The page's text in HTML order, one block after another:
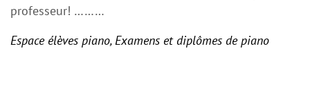
professeur! ………
Espace élèves piano,Examens et diplômes de piano